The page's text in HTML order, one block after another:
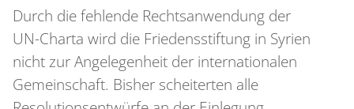
Durch die fehlende Rechtsanwendung der
UN-Charta wird die Friedensstiftung in Syrien
nicht zur Angelegenheit der internationalen
Gemeinschaft. Bisher scheiterten alle